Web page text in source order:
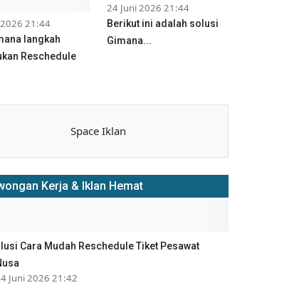
21:44
langkah
Reschedule
24 Juni 2026 21:44
Berikut ini adalah solusi
Gimana...
Space Iklan
Kerja & Iklan Hemat
Cara Mudah Reschedule Tiket Pesawat
Juni 2026 21:42